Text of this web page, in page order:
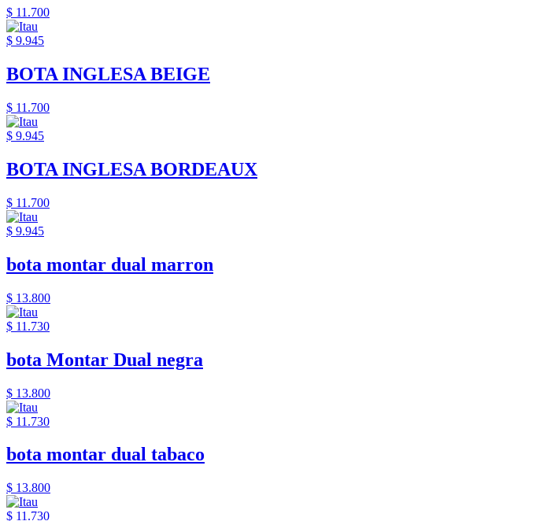
$ 11.700
$ 9.945
BOTA INGLESA BEIGE
$ 11.700
$ 9.945
BOTA INGLESA BORDEAUX
$ 11.700
$ 9.945
bota montar dual marron
$ 13.800
$ 11.730
bota Montar Dual negra
$ 13.800
$ 11.730
bota montar dual tabaco
$ 13.800
$ 11.730